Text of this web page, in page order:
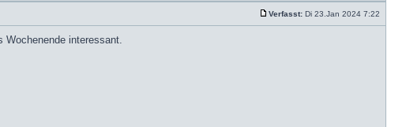
Verfasst: Di 23.Jan 2024 7:22
Wochenende interessant.